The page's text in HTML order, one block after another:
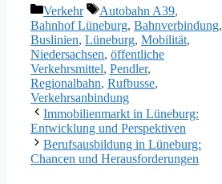
Kategorien
Verkehr Schlagwörter
Autobahn A39,
Bahnhof Lüneburg, Bahnverbindung,
Buslinien, Lüneburg, Mobilität,
Niedersachsen, öffentliche
Verkehrsmittel, Pendler,
Regionalbahn, Rufbusse,
Verkehrsanbindung
Immobilienmarkt in Lüneburg:
Entwicklung und Perspektiven
Berufsausbildung in Lüneburg:
Chancen und Herausforderungen